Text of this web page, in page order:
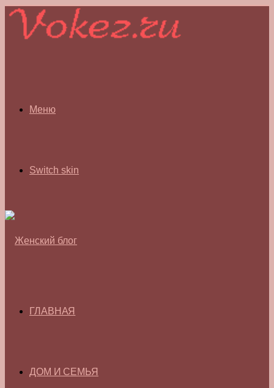
Меню
Switch skin
ГЛАВНАЯ
ДОМ И СЕМЬЯ